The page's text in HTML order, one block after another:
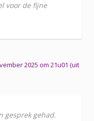
voor de fijne
2025 om 21u01 (uit
gesprek gehad.